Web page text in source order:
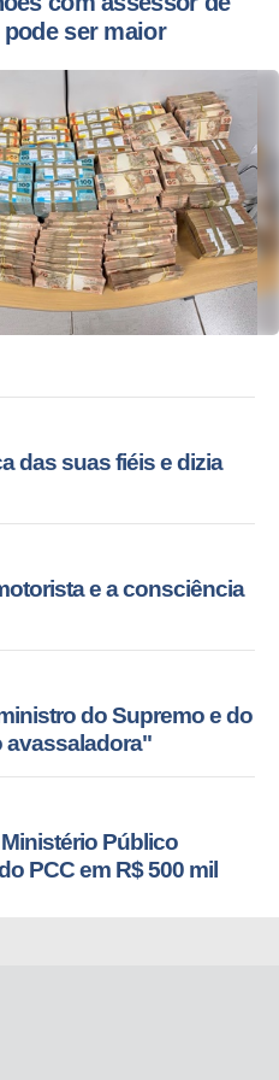
ser maior
das suas fiéis e dizia
e a consciência
do Supremo e do
avassaladora"
Público
PCC em R$ 500 mil